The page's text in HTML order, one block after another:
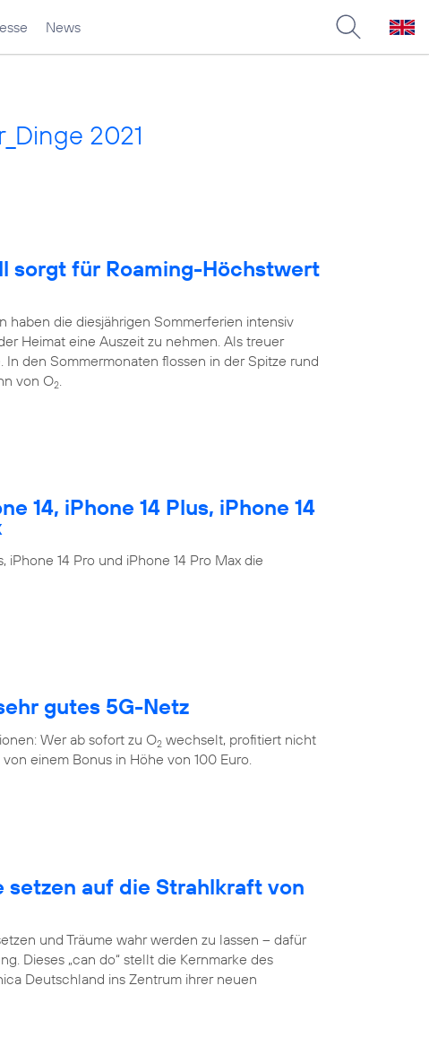
News
2021
sorgt für Roaming-Höchstwert
haben die diesjährigen Sommerferien intensiv
Heimat eine Auszeit zu nehmen. Als treuer
den Sommermonaten flossen in der Spitze rund
von O2.
14, iPhone 14 Plus, iPhone 14
iPhone 14 Pro und iPhone 14 Pro Max die
gutes 5G-Netz
Wer ab sofort zu O2 wechselt, profitiert nicht
einem Bonus in Höhe von 100 Euro.
auf die Strahlkraft von
und Träume wahr werden zu lassen – dafür
Dieses „can do“ stellt die Kernmarke des
Deutschland ins Zentrum ihrer neuen